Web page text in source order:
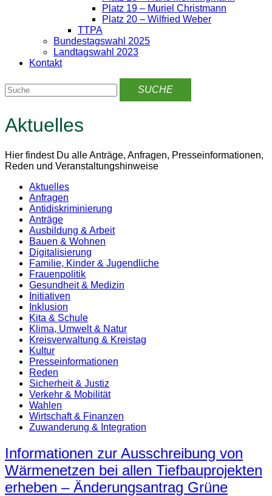
Platz 19 – Muriel Christmann
Platz 20 – Wilfried Weber
TTPA
Bundestagswahl 2025
Landtagswahl 2023
Kontakt
Aktuelles
Hier findest Du alle Anträge, Anfragen, Presseinformationen,
Reden und Veranstaltungshinweise
Aktuelles
Anfragen
Antidiskrimi­nierung
Anträge
Ausbildung & Arbeit
Bauen & Wohnen
Digitalisierung
Familie, Kinder & Jugendliche
Frauenpolitik
Gesundheit & Medizin
Initiativen
Inklusion
Kita & Schule
Klima, Umwelt & Natur
Kreisverwaltung & Kreistag
Kultur
Presse­informationen
Reden
Sicherheit & Justiz
Verkehr & Mobilität
Wahlen
Wirtschaft & Finanzen
Zuwanderung & Integration
Informationen zur Ausschreibung von
Wärmenetzen bei allen Tiefbauprojekten
erheben – Änderungsantrag Grüne